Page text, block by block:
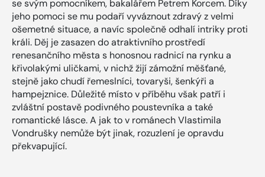
se svým pomocníkem, bakalářem Petrem Korcem. Díky
jeho pomoci se mu podaří vyváznout zdravý z velmi
ošemetné situace, a navíc společně odhalí intriky proti
králi. Děj je zasazen do atraktivního prostředí
renesančního města s honosnou radnicí na rynku a
křivolakými uličkami, v nichž žijí zámožní měšťané,
stejně jako chudí řemeslníci, tovaryši, šenkýři a
hampejznice. Důležité místo v příběhu však patří i
zvláštní postavě podivného poustevníka a také
romantické lásce. A jak to v románech Vlastimila
Vondrušky nemůže být jinak, rozuzlení je opravdu
překvapující.